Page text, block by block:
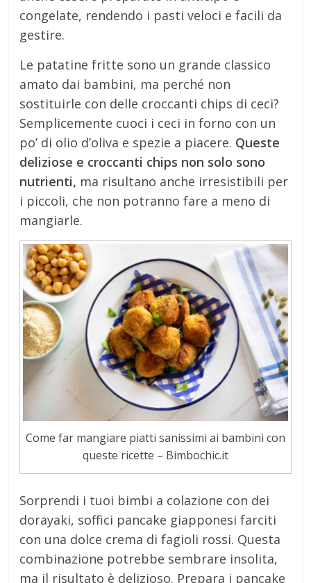
congelate, rendendo i pasti veloci e facili da
gestire.
Le patatine fritte sono un grande classico
amato dai bambini, ma perché non
sostituirle con delle croccanti chips di ceci?
Semplicemente cuoci i ceci in forno con un
po’ di olio d’oliva e spezie a piacere. Queste
deliziose e croccanti chips non solo sono
nutrienti, ma risultano anche irresistibili per
i piccoli, che non potranno fare a meno di
mangiarle.
Come far mangiare piatti sanissimi ai bambini con
queste ricette – Bimbochic.it
Sorprendi i tuoi bimbi a colazione con dei
dorayaki, soffici pancake giapponesi farciti
con una dolce crema di fagioli rossi. Questa
combinazione potrebbe sembrare insolita,
ma il risultato è delizioso. Prepara i pancake